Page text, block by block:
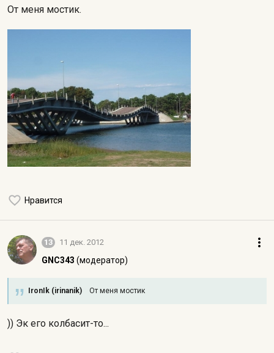
От меня мостик.
Нравится
13 11 дек. 2012
GNC343 (модератор)
IronIk (irinanik) От меня мостик
)) Эк его колбасит-то...